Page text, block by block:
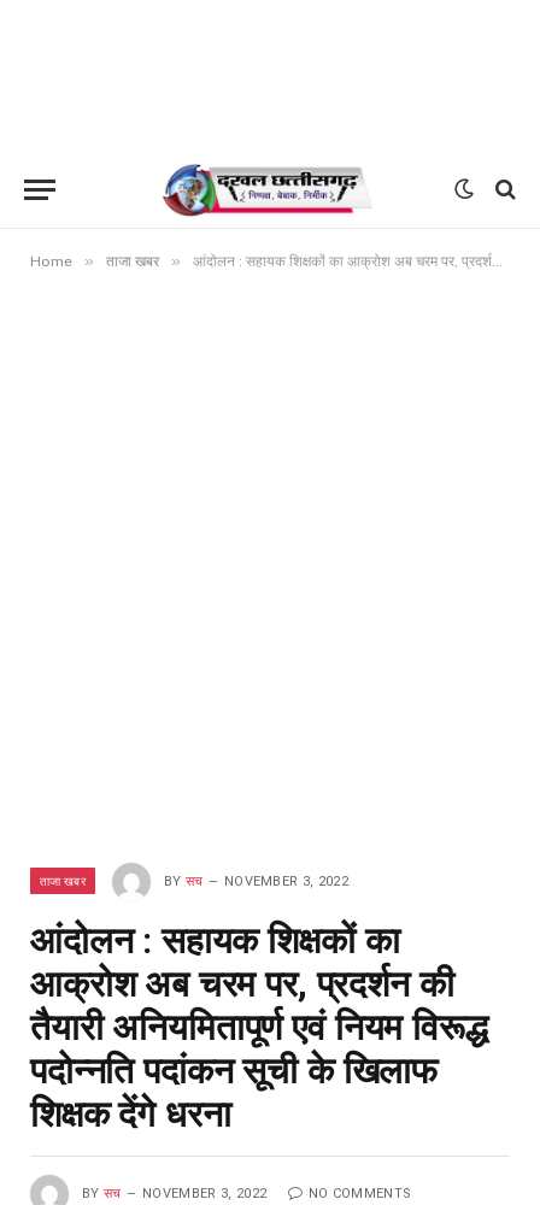
Home » ताजा खबर » आंदोलन : सहायक शिक्षकों का आक्रोश अब चरम पर, प्रदर्शन की तैयारी अनियमितापूर्ण एवं नियम विरूद्ध पदोन्नति पदांकन सूची के खिलाफ शिक्षक देंगे धरना
ताजा खबर BY सच NOVEMBER 3, 2022
आंदोलन : सहायक शिक्षकों का
आक्रोश अब चरम पर, प्रदर्शन की
तैयारी अनियमितापूर्ण एवं नियम विरूद्ध
पदोन्नति पदांकन सूची के खिलाफ
शिक्षक देंगे धरना
BY सच NOVEMBER 3, 2022 NO COMMENTS